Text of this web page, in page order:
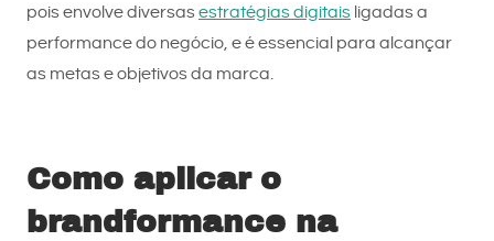
pois envolve diversasestratégias digitais ligadas a
performance do negócio, e é essencial para alcançar
as metas e objetivos da marca.
Como aplicar o
brandformance na